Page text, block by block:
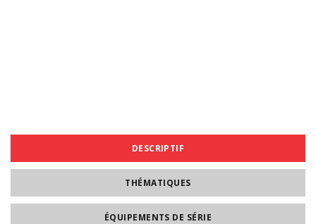
DESCRIPTIF
THÉMATIQUES
ÉQUIPEMENTS DE SÉRIE